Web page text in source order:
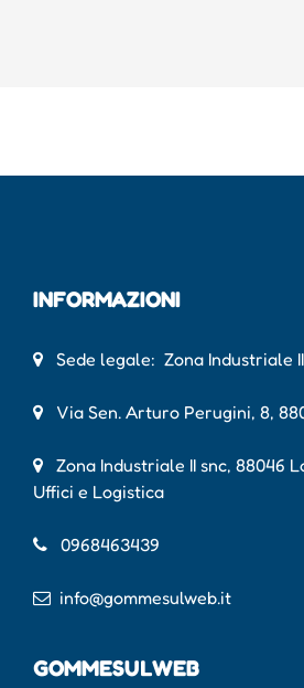
INFORMAZIONI
Sede legale: Zona Industriale
Via Sen. Arturo Perugini, 8,
Zona Industriale II snc, 88046
Uffici e Logistica
0968463439
info@gommesulweb.it
GOMMESULWEB